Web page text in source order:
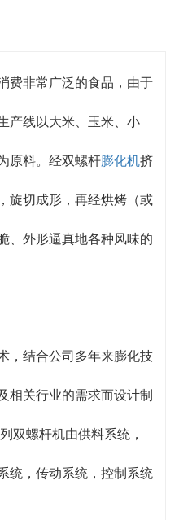
费非常广泛的食品，由于
产线以大米、玉米、小
原料。经双螺杆膨化机挤
旋切成形，再经烘烤（或
、外形逼真地各种风味的
，结合公司多年来膨化技
相关行业的需求而设计制
双螺杆机由供料系统，
统，传动系统，控制系统